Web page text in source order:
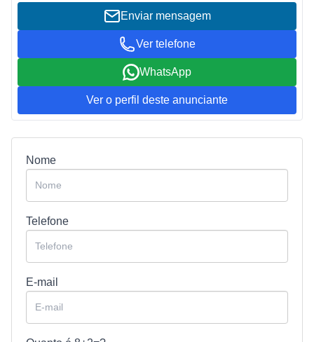
Enviar mensagem
Ver telefone
WhatsApp
Ver o perfil deste anunciante
Nome
Telefone
E-mail